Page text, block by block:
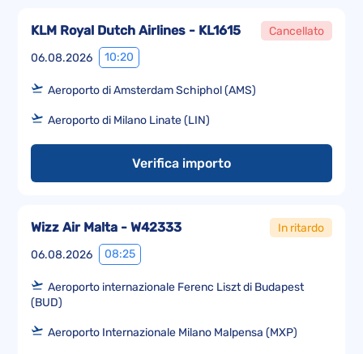
06.08.2026 10:20
KLM Royal Dutch Airlines - KL1615 Cancellato
Aeroporto di Amsterdam Schiphol (AMS)
Aeroporto di Milano Linate (LIN)
Verifica importo
06.08.2026 08:25
Wizz Air Malta - W42333 In ritardo
Aeroporto internazionale Ferenc Liszt di Budapest
(BUD)
Aeroporto Internazionale Milano Malpensa (MXP)